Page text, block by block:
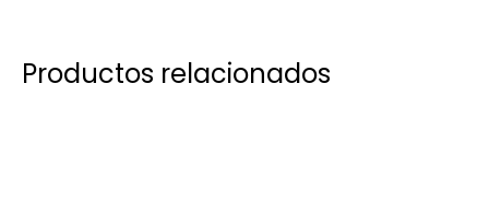
Productos relacionados